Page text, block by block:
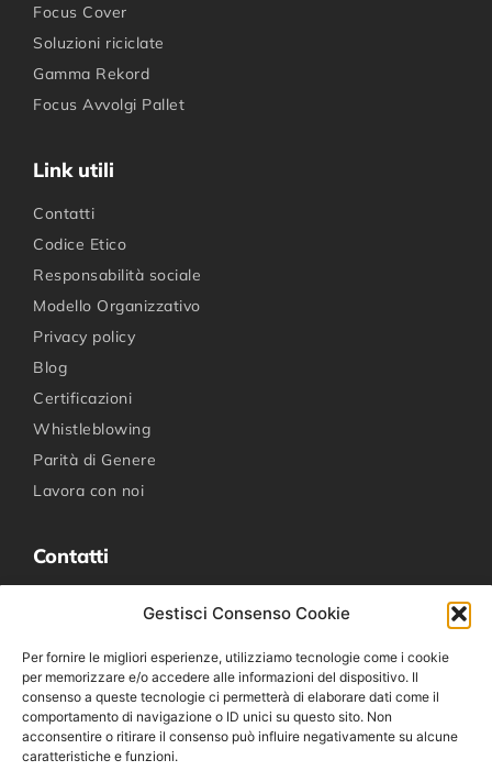
Gestisci Consenso Cookie
Per fornire le migliori esperienze, utilizziamo tecnologie come i cookie
per memorizzare e/o accedere alle informazioni del dispositivo. Il
consenso a queste tecnologie ci permetterà di elaborare dati come il
comportamento di navigazione o ID unici su questo sito. Non
acconsentire o ritirare il consenso può influire negativamente su alcune
caratteristiche e funzioni.
Focus Cover
Soluzioni riciclate
Gamma Rekord
Focus Avvolgi Pallet
Link utili
Contatti
Codice Etico
Responsabilità sociale
Modello Organizzativo
Privacy policy
Blog
Certificazioni
Whistleblowing
Parità di Genere
Lavora con noi
Contatti
Via per Dolzago 37, 23848 Oggiono LC
Social media